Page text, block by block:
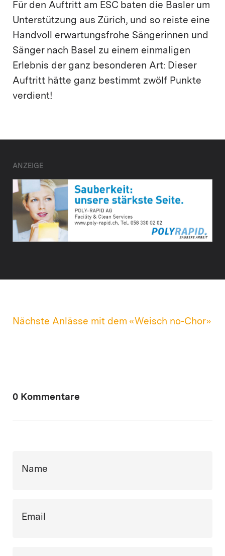
Für den Auftritt am ESC baten die Basler um
Unterstützung aus Zürich, und so reiste eine
Handvoll erwartungsfrohe Sängerinnen und
Sänger nach Basel zu einem einmaligen
Erlebnis der ganz besonderen Art: Dieser
Auftritt hätte ganz bestimmt zwölf Punkte
verdient!
ANZEIGE
Nächste Anlässe mit dem «Weisch no-Chor»
0 Kommentare
Name
Email